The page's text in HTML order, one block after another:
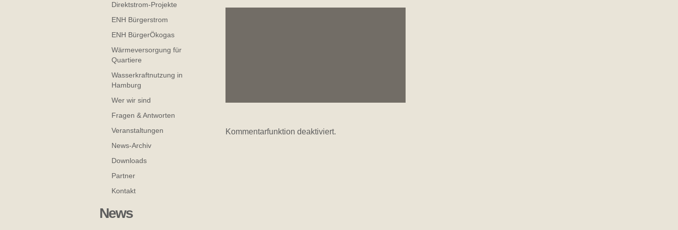
Kommentarfunktion deaktiviert.
Direktstrom-Projekte
ENH Bürgerstrom
ENH BürgerÖkogas
Wärmeversorgung für
Quartiere
Wasserkraftnutzung in
Hamburg
Wer wir sind
Fragen & Antworten
Veranstaltungen
News-Archiv
Downloads
Partner
Kontakt
News